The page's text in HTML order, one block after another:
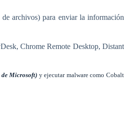
archivos) para enviar la información
Chrome Remote Desktop, Distant
Microsoft) y ejecutar malware como Cobalt